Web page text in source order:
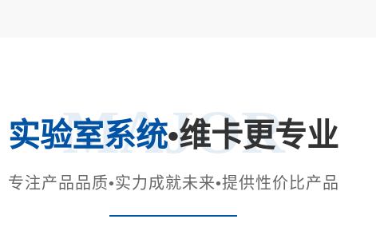
MAJOR
实验室系统•维卡更专业
专注产品品质•实力成就未来•提供性价比产品